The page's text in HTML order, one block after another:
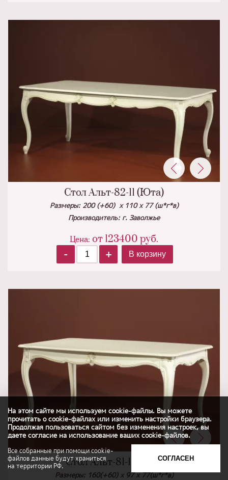
Стол Альт-82-11 (Юта)
Размеры: 200 (+60) x 110 x 77 (ш*г*в)
Производитель: г. Заволжье
Цена: от 123400 руб.
-
+ В корзину
Стол Альт-81-11 (Юта)
Размеры: 160(+60) х 97 х 77(ш*г*в)
На этом сайте мы используем cookie-файлы. Вы можете
прочитать о cookie-файлах или изменить настройки браузера.
Продолжая пользоваться сайтом без изменения настроек, вы
даете согласие на использование ваших cookie-файлов.
Все собранные при помощи cookie-
файлов данные будут храниться
на территории РФ.
СОГЛАСЕН